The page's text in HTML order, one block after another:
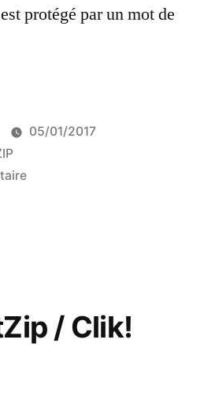
protégé par un mot de
05/01/2017
:
sur
mot / Clik!